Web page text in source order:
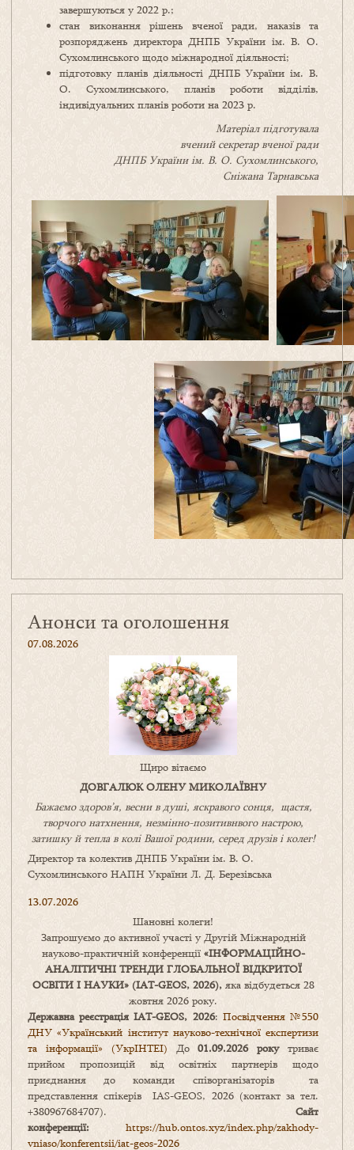
завершуються у 2022 р.;
стан виконання рішень вченої ради, наказів та
розпоряджень директора ДНПБ України ім. В. О.
Сухомлинського щодо міжнародної діяльності;
підготовку планів діяльності ДНПБ України ім. В.
О. Сухомлинського, планів роботи відділів,
індивідуальних планів роботи на 2023 р.
Матеріал підготувала
вчений секретар вченої ради
ДНПБ України ім. В. О. Сухомлинського,
Сніжана Тарнавська
Анонси та оголошення
07.08.2026
Щиро вітаємо
ДОВГАЛЮК ОЛЕНУ МИКОЛАЇВНУ
Бажаємо здоров’я, весни в душі, яскравого сонця, щастя,
творчого натхнення, незмінно-позитивнвого настрою,
затишкуйтепла в коліВашоїродини, серед друзів і колег!
Директор та колектив ДНПБ України ім. В. О.
Сухомлинського НАПН України Л. Д. Березівська
13.07.2026
Шановні колеги!
Запрошуємо до активної участі у Другій Міжнародній
науково-практичній конференції «ІНФОРМАЦІЙНО-
АНАЛІТИЧНІ ТРЕНДИ ГЛОБАЛЬНОЇ ВІДКРИТОЇ
ОСВІТИ І НАУКИ» (IAT-GEOS, 2026),яка відбудеться 28
жовтня 2026 року.
Державна реєстрація IAT-GEOS, 2026: Посвідчення №550
ДНУ «Український інститут науково-технічної експертизи
та інформації» (УкрІНТЕІ) До01.09.2026 рокутриває
прийом пропозицій від освітніх партнерів щодо
приєднання до команди співорганізаторів та
представлення спікерів IAS-GEOS, 2026 (контакт за тел.
+380967684707). Сайт
конференції: https://hub.ontos.xyz/index.php/zakhody-
vniaso/konferentsii/iat-geos-2026